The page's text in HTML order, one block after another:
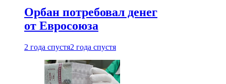
Орбан потребовал денег
от Евросоюза
2 года спустя2 года спустя